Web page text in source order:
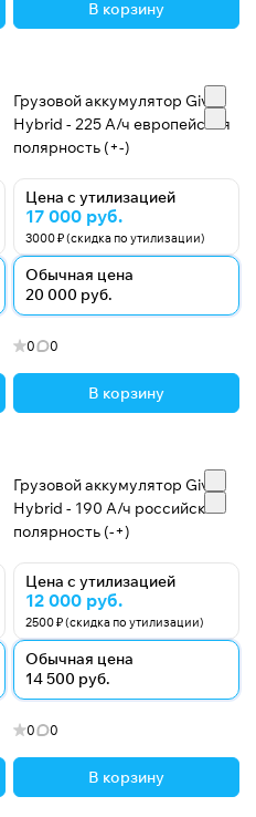
В корзину
Грузовой аккумулятор Giver
Hybrid - 225 А/ч европейская
полярность (+-)
Цена с утилизацией
17 000 руб.
3000 ₽ (скидка по утилизации)
Обычная цена
20 000 руб.
0 0
В корзину
Грузовой аккумулятор Giver
Hybrid - 190 А/ч российская
полярность (-+)
Цена с утилизацией
12 000 руб.
2500 ₽ (скидка по утилизации)
Обычная цена
14 500 руб.
0 0
В корзину